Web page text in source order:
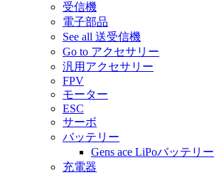
受信機
電子部品
See all 送受信機
Go to アクセサリー
汎用アクセサリー
FPV
モーター
ESC
サーボ
バッテリー
Gens ace LiPoバッテリー
充電器